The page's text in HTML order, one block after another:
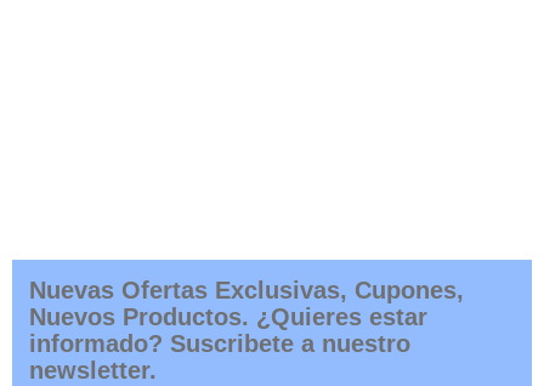
Nuevas Ofertas Exclusivas, Cupones,
Nuevos Productos. ¿Quieres estar
informado? Suscribete a nuestro
newsletter.